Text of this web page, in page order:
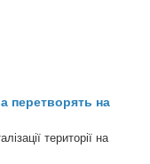
перетворять на
території на